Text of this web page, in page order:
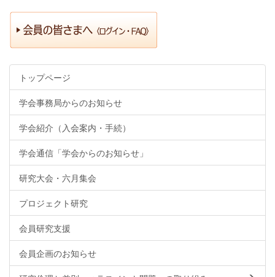
トップページ
学会事務局からのお知らせ
学会紹介（入会案内・手続）
学会通信「学会からのお知らせ」
研究大会・六月集会
プロジェクト研究
会員研究支援
会員企画のお知らせ